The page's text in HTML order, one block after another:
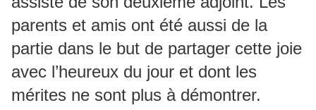
parents et amis ont été aussi de la
partie dans le but de partager cette joie
avec l’heureux du jour et dont les
mérites ne sont plus à démontrer.